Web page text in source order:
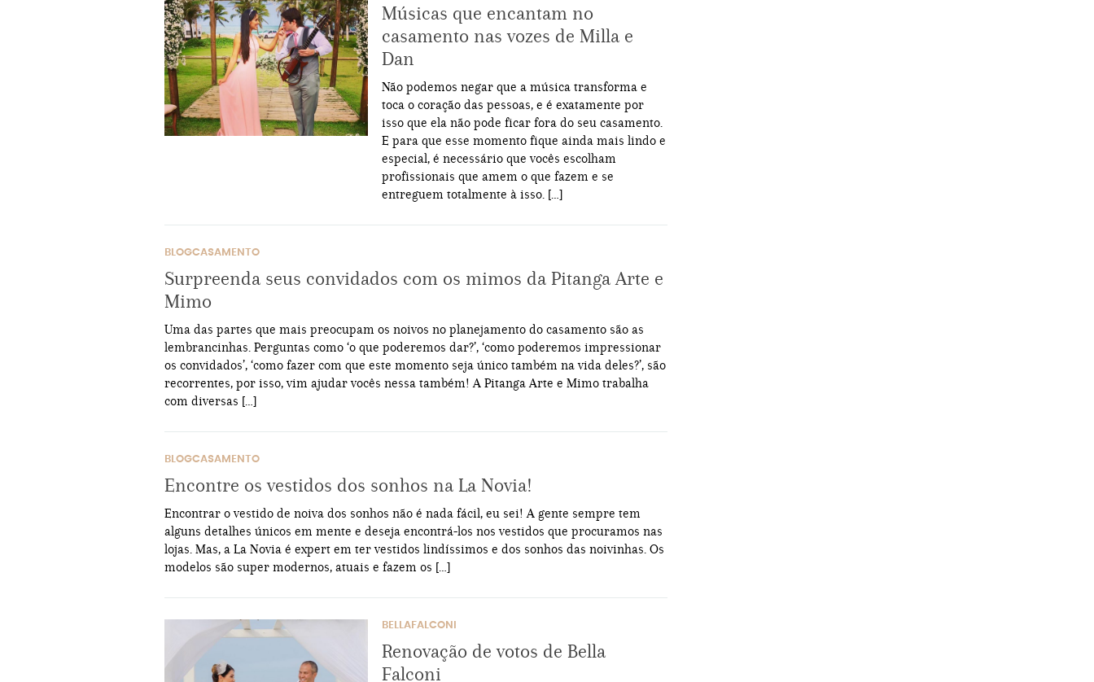
Músicas que encantam no
casamento nas vozes de Milla e
Dan
Não podemos negar que a música transforma e
toca o coração das pessoas, e é exatamente por
isso que ela não pode ficar fora do seu casamento.
E para que esse momento fique ainda mais lindo e
especial, é necessário que vocês escolham
profissionais que amem o que fazem e se
entreguem totalmente à isso. […]
BLOGCASAMENTO
Surpreenda seus convidados com os mimos da Pitanga Arte e
Mimo
Uma das partes que mais preocupam os noivos no planejamento do casamento são as
lembrancinhas. Perguntas como ‘o que poderemos dar?’, ‘como poderemos impressionar
os convidados’, ‘como fazer com que este momento seja único também na vida deles?’, são
recorrentes, por isso, vim ajudar vocês nessa também! A Pitanga Arte e Mimo trabalha
com diversas […]
BLOGCASAMENTO
Encontre os vestidos dos sonhos na La Novia!
Encontrar o vestido de noiva dos sonhos não é nada fácil, eu sei! A gente sempre tem
alguns detalhes únicos em mente e deseja encontrá-los nos vestidos que procuramos nas
lojas. Mas, a La Novia é expert em ter vestidos lindíssimos e dos sonhos das noivinhas. Os
modelos são super modernos, atuais e fazem os […]
BELLAFALCONI
Renovação de votos de Bella
Falconi